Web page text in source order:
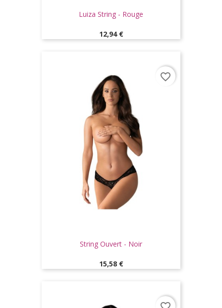
Luiza String - Rouge
Prix
12,94 €
String Ouvert - Noir
Prix
15,58 €
favorite_border